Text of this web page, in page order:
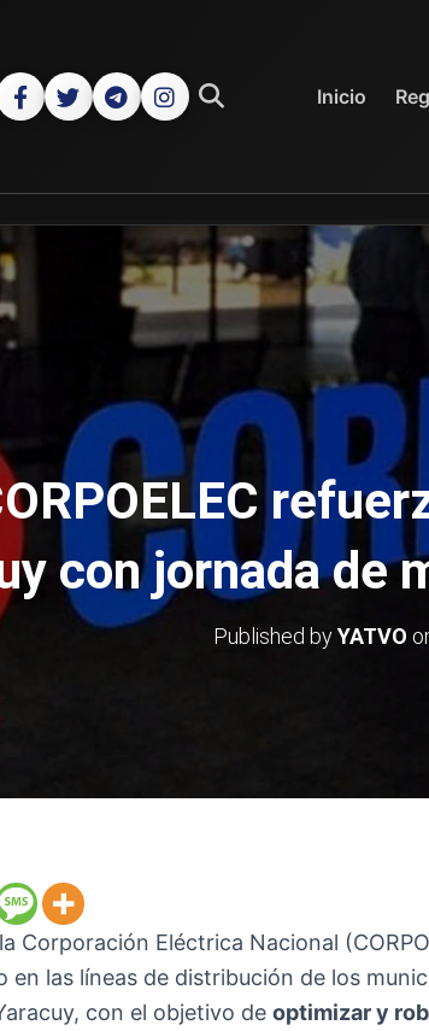
Inicio
con jornada de
Published byYATVO
Corporación Eléctrica Nacional
en las líneas de distribución de los
con el objetivo de optimizar y